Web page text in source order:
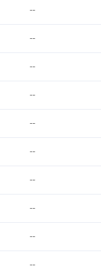
--
--
--
--
--
--
--
--
--
--